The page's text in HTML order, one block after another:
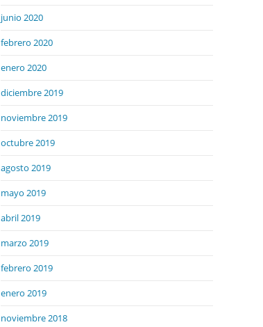
junio 2020
febrero 2020
enero 2020
diciembre 2019
noviembre 2019
octubre 2019
agosto 2019
mayo 2019
abril 2019
marzo 2019
febrero 2019
enero 2019
noviembre 2018